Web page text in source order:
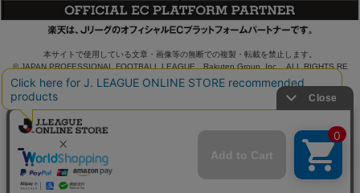
本サイトで使用している文章・画像等の無断での複製・転載を禁止します。
© JAPAN PROFESSIONAL FOOTBALL LEAGUE Rakuten Group, Inc. ALL RIGHTS RE
SERVED.